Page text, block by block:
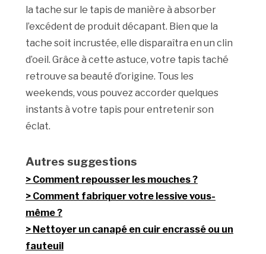
la tache sur le tapis de manière à absorber
l’excédent de produit décapant. Bien que la
tache soit incrustée, elle disparaîtra en un clin
d’oeil. Grâce à cette astuce, votre tapis taché
retrouve sa beauté d’origine. Tous les
weekends, vous pouvez accorder quelques
instants à votre tapis pour entretenir son
éclat.
Autres suggestions
Comment repousser les mouches ?
Comment fabriquer votre lessive vous-
même ?
Nettoyer un canapé en cuir encrassé ou un
fauteuil